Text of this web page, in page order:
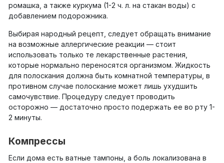
ромашка, а также куркума (1-2 ч. л. на стакан воды) с
добавлением подорожника.
Выбирая народный рецепт, следует обращать внимание
на возможные аллергические реакции — стоит
использовать только те лекарственные растения,
которые нормально переносятся организмом. Жидкость
для полоскания должна быть комнатной температуры, в
противном случае полоскание может лишь ухудшить
самочувствие. Процедуру следует проводить
осторожно — достаточно просто подержать ее во рту 1-
2 минуты.
Компрессы
Если дома есть ватные тампоны, а боль локализована в